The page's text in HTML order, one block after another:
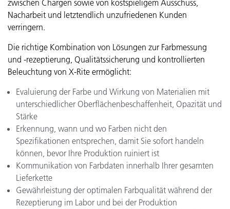
zwischen Chargen sowie von kostspieligem Ausschuss,
Nacharbeit und letztendlich unzufriedenen Kunden
verringern.
Die richtige Kombination von Lösungen zur Farbmessung
und -rezeptierung, Qualitätssicherung und kontrollierten
Beleuchtung von X-Rite ermöglicht:
Evaluierung der Farbe und Wirkung von Materialien mit
unterschiedlicher Oberflächenbeschaffenheit, Opazität und
Stärke
Erkennung, wann und wo Farben nicht den
Spezifikationen entsprechen, damit Sie sofort handeln
können, bevor Ihre Produktion ruiniert ist
Kommunikation von Farbdaten innerhalb Ihrer gesamten
Lieferkette
Gewährleistung der optimalen Farbqualität während der
Rezeptierung im Labor und bei der Produktion